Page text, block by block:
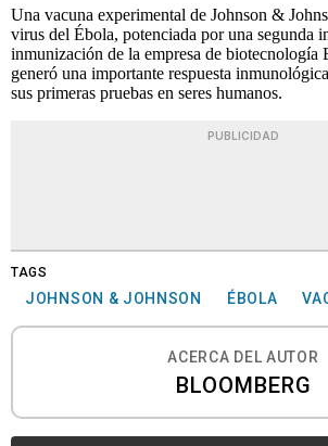
Una vacuna experimental de Johnson &
virus del Ébola, potenciada por una segunda
inmunización de la empresa de
generó una importante respuesta
sus primeras pruebas en seres humanos.
PUBLICIDAD
TAGS
JOHNSON & JOHNSON ÉBOLA
ACERCA DEL AUTOR
BLOOMBERG